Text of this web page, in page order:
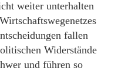
weiter unterhalten
fallen
Widerstände
und führen so